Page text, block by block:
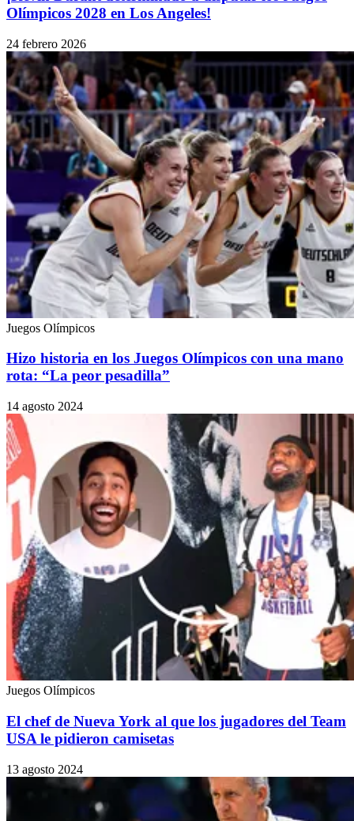
Olímpicos 2028 en Los Angeles!
24 febrero 2026
Juegos Olímpicos
Hizo historia en los Juegos Olímpicos con una mano
rota: “La peor pesadilla”
14 agosto 2024
Juegos Olímpicos
El chef de Nueva York al que los jugadores del Team
USA le pidieron camisetas
13 agosto 2024